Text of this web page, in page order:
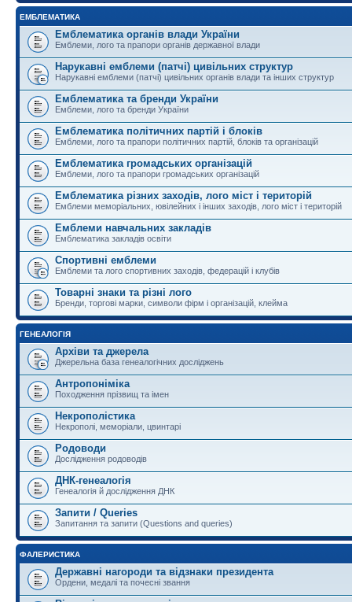
ЕМБЛЕМАТИКА
Емблематика органів влади України
Емблеми, лого та прапори органів державної влади
Нарукавні емблеми (патчі) цивільних структур
Нарукавні емблеми (патчі) цивільних органів влади та інших структур
Емблематика та бренди України
Емблеми, лого та бренди України
Емблематика політичних партій і блоків
Емблеми, лого та прапори політичних партій, блоків та організацій
Емблематика громадських організацій
Емблеми, лого та прапори громадських організацій
Емблематика різних заходів, лого міст і територій
Емблеми меморіальних, ювілейних і інших заходів, лого міст і територій
Емблеми навчальних закладів
Емблематика закладів освіти
Спортивні емблеми
Емблеми та лого спортивних заходів, федерацій і клубів
Товарні знаки та різні лого
Бренди, торгові марки, символи фірм і організацій, клейма
ГЕНЕАЛОГІЯ
Архіви та джерела
Джерельна база генеалогічних досліджень
Антропоніміка
Походження прізвищ та імен
Некрополістика
Некрополі, меморіали, цвинтарі
Родоводи
Дослідження родоводів
ДНК-генеалогія
Генеалогія й дослідження ДНК
Запити / Queries
Запитання та запити (Questions and queries)
ФАЛЕРИСТИКА
Державні нагороди та відзнаки президента
Ордени, медалі та почесні звання